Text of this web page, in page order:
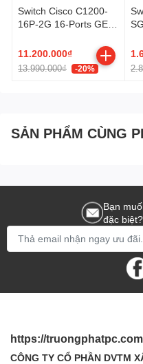
Switch Cisco C1200-
16P-2G 16-Ports GE
Uplink
11.200.000₫
13.990.000₫ -20%
SẢN PHẨM CÙNG
Bạn
đặc
https://
CÔNG TY CỔ PHẦN DVTM